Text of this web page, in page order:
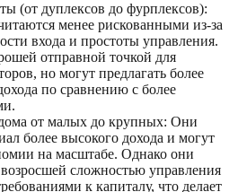
(от дуплексов до фурплексов):
менее рискованными из-за
входа и простоты управления.
отправной точкой для
но могут предлагать более
по сравнению с более
от малых до крупных: Они
более высокого дохода и могут
на масштабе. Однако они
сложностью управления
к капиталу, что делает